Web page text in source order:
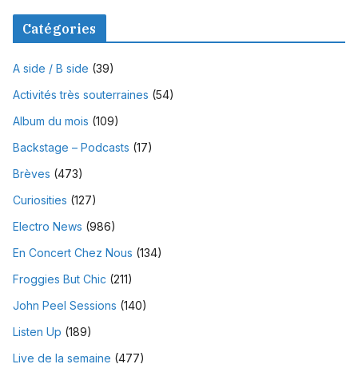
Catégories
A side / B side (39)
Activités très souterraines (54)
Album du mois (109)
Backstage – Podcasts (17)
Brèves (473)
Curiosities (127)
Electro News (986)
En Concert Chez Nous (134)
Froggies But Chic (211)
John Peel Sessions (140)
Listen Up (189)
Live de la semaine (477)